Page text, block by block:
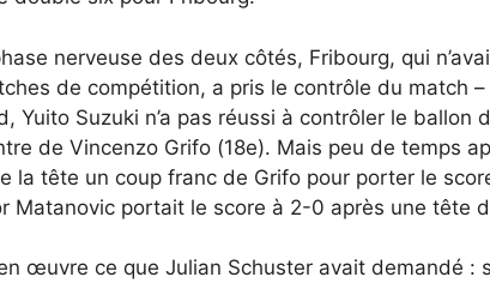
nerveuse des deux côtés, Fribourg, qui
de compétition, a pris le contrôle du match –
Yuito Suzuki n’a pas réussi à contrôler le
de Vincenzo Grifo (18e). Mais peu de temps
la tête un coup franc de Grifo pour porter le
Matanovic portait le score à 2-0 après une tête
œuvre ce que Julian Schuster avait demandé :